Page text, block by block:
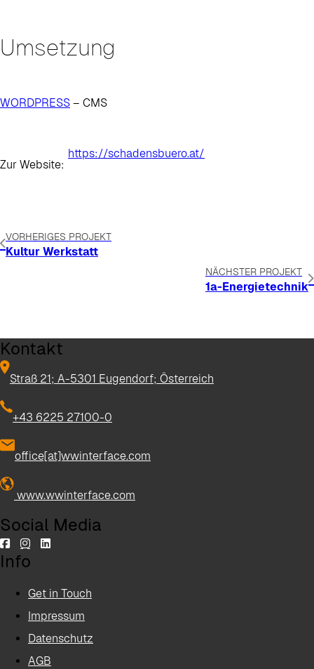
Umsetzung
WORDPRESS – CMS
Zur Website:
https://schadensbuero.at/
VORHERIGES PROJEKT
Kultur Werkstatt
NÄCHSTER PROJEKT
1a-Energietechnik
Kontakt
Straß 21; A-5301 Eugendorf; Österreich
+43 6225 27100-0
office[at]wwinterface.com
www.wwinterface.com
Social Media
Info
Get in Touch
Impressum
Datenschutz
AGB